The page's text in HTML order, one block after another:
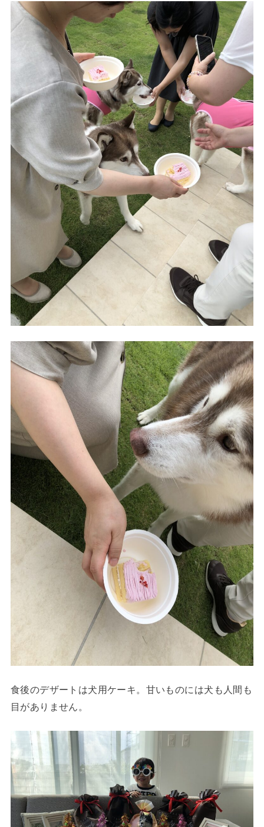
食後のデザートは犬用ケーキ。甘いものには犬も人間も
目がありません。